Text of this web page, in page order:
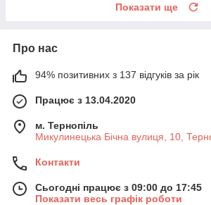
Показати ще
Про нас
94% позитивних з 137 відгуків за рік
Працює з 13.04.2020
м. Тернопіль
Микулинецька Бічна вулиця, 10,
Контакти
Сьогодні працює з 09:00 до 17:45
Показати весь графік роботи